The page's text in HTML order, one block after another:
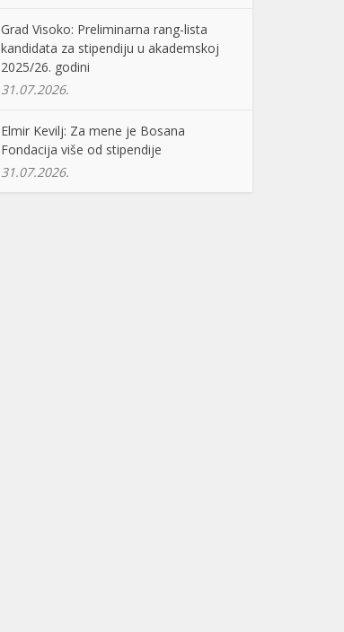
Grad Visoko: Preliminarna rang-lista
kandidata za stipendiju u akademskoj
2025/26. godini
31.07.2026.
Elmir Kevilj: Za mene je Bosana
Fondacija više od stipendije
31.07.2026.